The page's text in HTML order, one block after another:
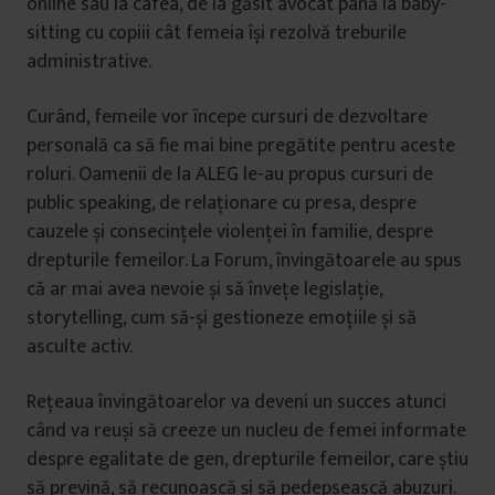
sitting cu copiii cât femeia își rezolvă treburile
administrative.
Curând, femeile vor începe cursuri de dezvoltare
personală ca să fie mai bine pregătite pentru aceste
roluri. Oamenii de la ALEG le-au propus cursuri de
public speaking, de relaționare cu presa, despre
cauzele și consecințele violenței în familie, despre
drepturile femeilor. La Forum, învingătoarele au spus
că ar mai avea nevoie și să învețe legislație,
storytelling, cum să-și gestioneze emoțiile și să
asculte activ.
Rețeaua învingătoarelor va deveni un succes atunci
când va reuși să creeze un nucleu de femei informate
despre egalitate de gen, drepturile femeilor, care știu
să prevină, să recunoască și să pedepsească abuzuri.